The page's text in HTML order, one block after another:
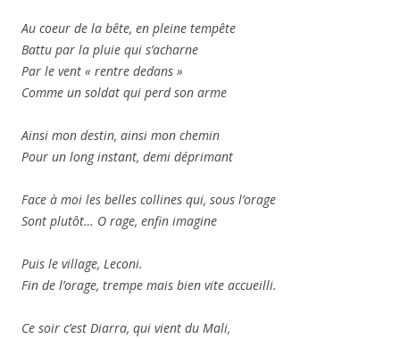
Au coeur de la bête, en pleine tempête
Battu par la pluie qui s’acharne
Par le vent « rentre dedans »
Comme un soldat qui perd son arme
Ainsi mon destin, ainsi mon chemin
Pour un long instant, demi déprimant
Face à moi les belles collines qui, sous l’orage
Sont plutôt… O rage, enfin imagine
Puis le village, Leconi.
Fin de l’orage, trempe mais bien vite accueilli.
Ce soir c’est Diarra, qui vient du Mali,